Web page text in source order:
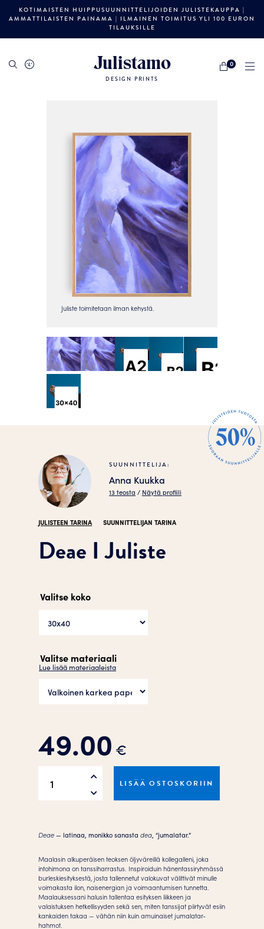
KOTIMAISTEN HUIPPUSUUNNITTELIJOIDEN JULISTEKAUPPA |
AMMATTILAISTEN PAINAMA | ILMAINEN TOIMITUS YLI 100 EURON
TILAUKSILLE
Julistamo
DESIGN PRINTS
0
SUUNNITTELIJA:
Anna Kuukka
13 teosta / Näytä profiili
JULISTEEN TARINA SUUNNITTELIJAN TARINA
Deae I Juliste
Valitse koko
Valitse materiaali
Lue lisää materiaaleista
49.00 €
LISÄÄ OSTOSKORIIN
Deae— latinaa, monikko sanasta dea, “jumalatar.”
Maalasin alkuperäisen teoksen öljyväreillä kollegalleni, joka
intohimona on tanssiharrastus. Inspiroiduin hänentassiryhmässä
burleskiesityksestä, josta tallennetut valokuvat välittivät minulle
voimakasta ilon, naisenergian ja voimaantumisen tunnetta.
Maalauksessani halusin tallentaa esityksen liikkeen ja
valaistuksen hetkellisyyden sekä sen, miten tanssijat piirtyvät esiin
kankaiden takaa — vähän niin kuin amuinaiset jumalatar-
hahmot.